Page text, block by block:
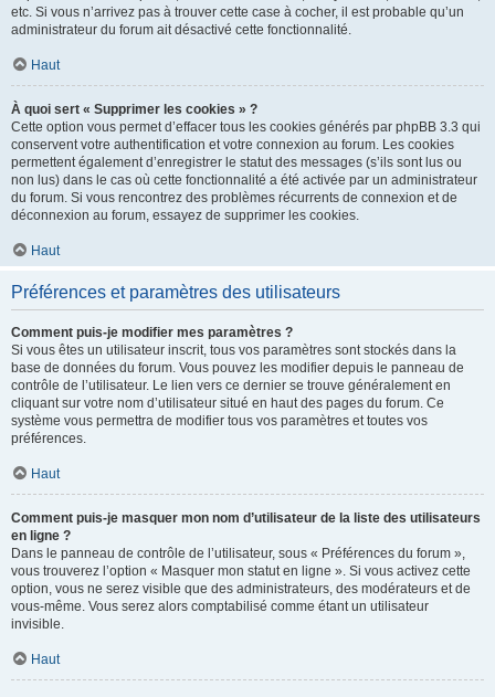
etc. Si vous n’arrivez pas à trouver cette case à cocher, il est probable qu’un
administrateur du forum ait désactivé cette fonctionnalité.
Haut
À quoi sert « Supprimer les cookies » ?
Cette option vous permet d’effacer tous les cookies générés par phpBB 3.3 qui
conservent votre authentification et votre connexion au forum. Les cookies
permettent également d’enregistrer le statut des messages (s’ils sont lus ou
non lus) dans le cas où cette fonctionnalité a été activée par un administrateur
du forum. Si vous rencontrez des problèmes récurrents de connexion et de
déconnexion au forum, essayez de supprimer les cookies.
Haut
Préférences et paramètres des utilisateurs
Comment puis-je modifier mes paramètres ?
Si vous êtes un utilisateur inscrit, tous vos paramètres sont stockés dans la
base de données du forum. Vous pouvez les modifier depuis le panneau de
contrôle de l’utilisateur. Le lien vers ce dernier se trouve généralement en
cliquant sur votre nom d’utilisateur situé en haut des pages du forum. Ce
système vous permettra de modifier tous vos paramètres et toutes vos
préférences.
Haut
Comment puis-je masquer mon nom d’utilisateur de la liste des utilisateurs
en ligne ?
Dans le panneau de contrôle de l’utilisateur, sous « Préférences du forum »,
vous trouverez l’option « Masquer mon statut en ligne ». Si vous activez cette
option, vous ne serez visible que des administrateurs, des modérateurs et de
vous-même. Vous serez alors comptabilisé comme étant un utilisateur
invisible.
Haut